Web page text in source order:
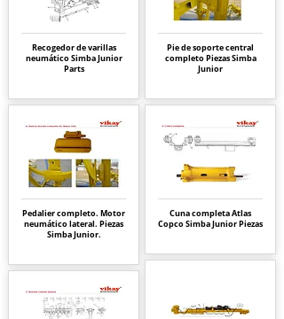
Recogedor de varillas
neumático Simba Junior
Parts
Pedalier completo. Motor
neumático lateral. Piezas
Simba Junior.
Pie de soporte central
completo Piezas Simba
Junior
Cuna completa Atlas
Copco Simba Junior Piezas